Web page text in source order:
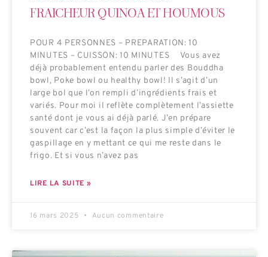
FRAICHEUR QUINOA ET HOUMOUS
POUR 4 PERSONNES – PREPARATION: 10
MINUTES – CUISSON: 10 MINUTES Vous avez
déjà probablement entendu parler des Bouddha
bowl, Poke bowl ou healthy bowl! Il s’agit d’un
large bol que l’on rempli d’ingrédients frais et
variés. Pour moi il reflète complètement l’assiette
santé dont je vous ai déjà parlé. J’en prépare
souvent car c’est la façon la plus simple d’éviter le
gaspillage en y mettant ce qui me reste dans le
frigo. Et si vous n’avez pas
LIRE LA SUITE »
16 mars 2025 Aucun commentaire